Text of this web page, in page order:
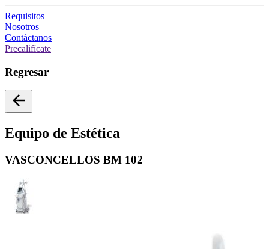
Requisitos
Nosotros
Contáctanos
Precalifícate
Regresar
Equipo de Estética
VASCONCELLOS BM 102